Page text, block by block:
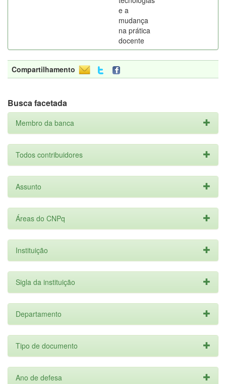
e a
mudança
na prática
docente
Compartilhamento
Busca facetada
Membro da banca
Todos contribuidores
Assunto
Áreas do CNPq
Instituição
Sigla da instituição
Departamento
Tipo de documento
Ano de defesa